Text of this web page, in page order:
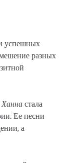
успешных
разных
Ханнастала
Ее песни
а